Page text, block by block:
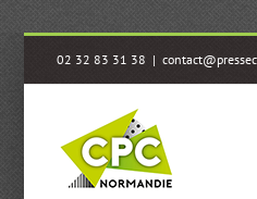
Passer
contenu
02 32 83 31 38 |